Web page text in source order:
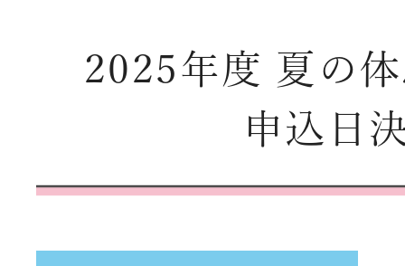
教育体制 Education
教育支援体制
看護部の取り組み
スペシャリスト
2025年度 夏の
申込日